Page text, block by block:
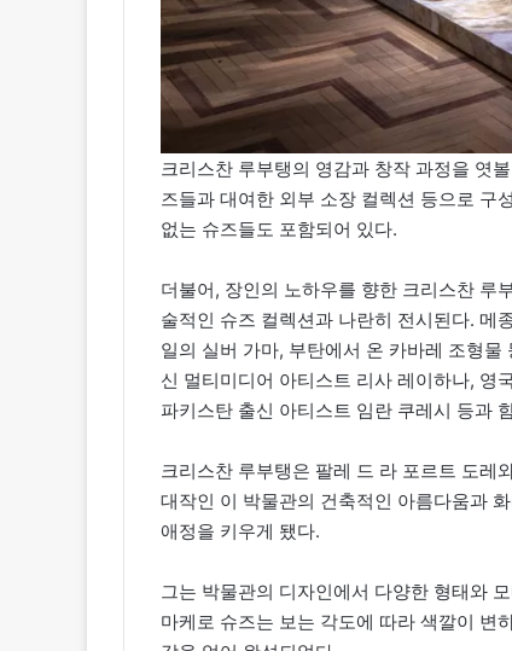
크리스찬 루부탱의 영감과 창작 과정을 엿
즈들과 대여한 외부 소장 컬렉션 등으로 구
없는 슈즈들도 포함되어 있다.
더불어, 장인의 노하우를 향한 크리스찬 루
술적인 슈즈 컬렉션과 나란히 전시된다. 메
일의 실버 가마, 부탄에서 온 카바레 조형
신 멀티미디어 아티스트 리사 레이하나, 영
파키스탄 출신 아티스트 임란 쿠레시 등과
크리스찬 루부탱은 팔레 드 라 포르트 도레
대작인 이 박물관의 건축적인 아름다움과
애정을 키우게 됐다.
그는 박물관의 디자인에서 다양한 형태와
마케로 슈즈는 보는 각도에 따라 색깔이 변